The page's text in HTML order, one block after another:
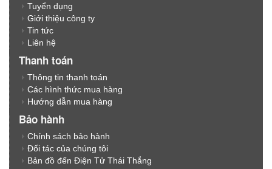
Tuyển dụng
Giới thiệu công ty
Tin tức
Liên hệ
Thanh toán
Thông tin thanh toán
Các hình thức mua hàng
Hướng dẫn mua hàng
Bảo hành
Chính sách bảo hành
Đối tác của chúng tôi
Bản đồ đến Điện Tử Thái Thắng